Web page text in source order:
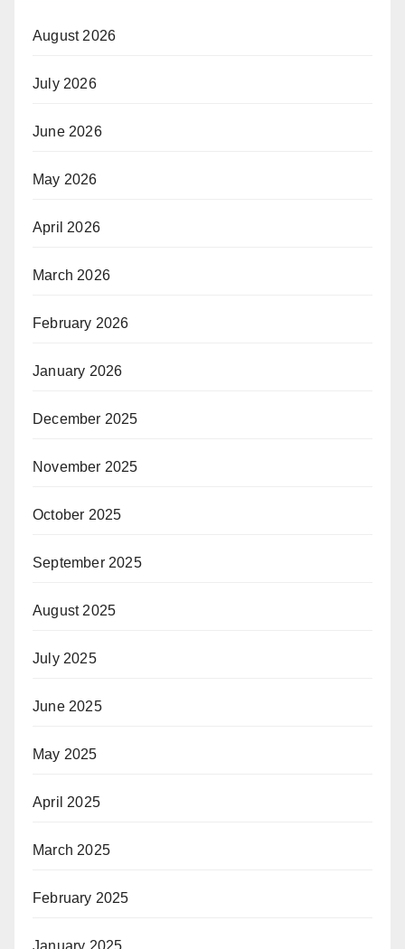
August 2026
July 2026
June 2026
May 2026
April 2026
March 2026
February 2026
January 2026
December 2025
November 2025
October 2025
September 2025
August 2025
July 2025
June 2025
May 2025
April 2025
March 2025
February 2025
January 2025